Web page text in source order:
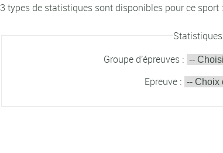
3 types de statistiques sont disponibles pour ce sport :
Groupe d'épreuves :
Epreuve :